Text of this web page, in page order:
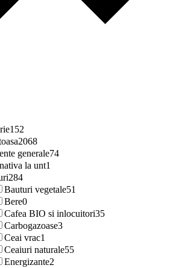
152
2068
generale74
la unt1
284
Bauturi vegetale51
Bere0
Cafea BIO si inlocuitori35
Carbogazoase3
Ceai vrac1
Ceaiuri naturale55
Energizante2